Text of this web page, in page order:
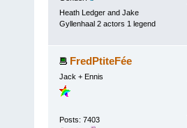
Heath Ledger and Jake
Gyllenhaal 2 actors 1 legend
FredPtiteFée
Jack + Ennis
Posts: 7403